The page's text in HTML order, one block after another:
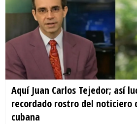
Aquí Juan Carlos Tejedor; así
recordado rostro del noticiero
cubana